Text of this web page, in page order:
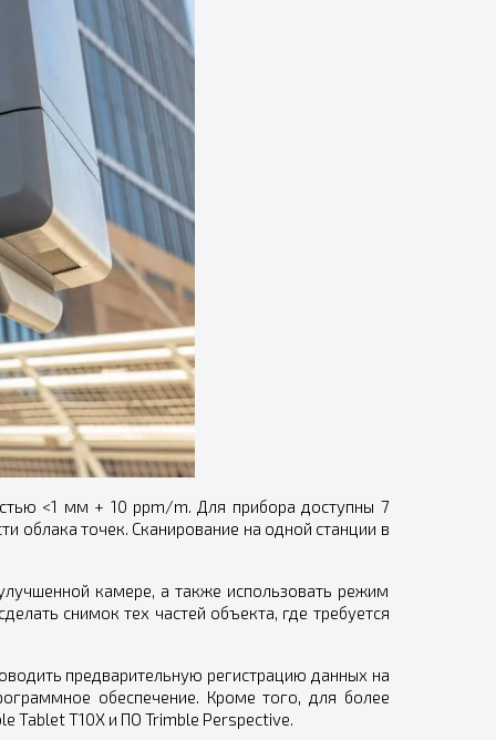
<1 мм + 10 ppm/m. Для прибора доступны 7
облака точек. Сканирование на одной станции в
камере, а также использовать режим
снимок тех частей объекта, где требуется
предварительную регистрацию данных на
обеспечение. Кроме того, для более
Tablet T10X и ПО Trimble Perspective.